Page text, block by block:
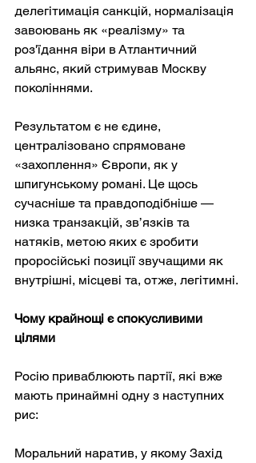
делегітимація санкцій, нормалізація
завоювань як «реалізму» та
роз'їдання віри в Атлантичний
альянс, який стримував Москву
поколіннями.
Результатом є не єдине,
централізовано спрямоване
«захоплення» Європи, як у
шпигунському романі. Це щось
сучасніше та правдоподібніше —
низка транзакцій, зв’язків та
натяків, метою яких є зробити
проросійські позиції звучащими як
внутрішні, місцеві та, отже, легітимні.
Чому крайнощі є спокусливими
цілями
Росію приваблюють партії, які вже
мають принаймні одну з наступних
рис:
Моральний наратив, у якому Захід